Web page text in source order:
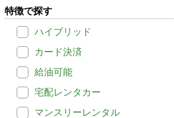
特徴で探す
ハイブリッド
カード決済
給油可能
宅配レンタカー
マンスリーレンタル